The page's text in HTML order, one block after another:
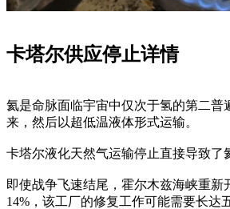
卡塔尔供应停止详情
氦是命脉面临宇宙中仅次于氢的第二
来，然后以超低温液体形式运输。
卡塔尔液化天然气运输停止直接导致了
即使战争飞速结尾，霍尔木兹海峡重
14%，该工厂的修复工作可能需要长达